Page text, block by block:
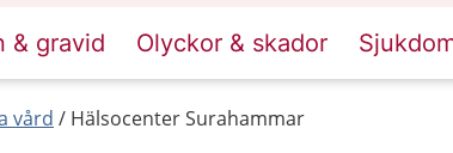
& gravid Olyckor & skador
vård Hälsocenter Surahammar